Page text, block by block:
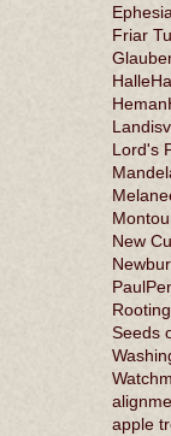
Friar
Halle
Heman
Lord's
New
Paul
Seeds
apple